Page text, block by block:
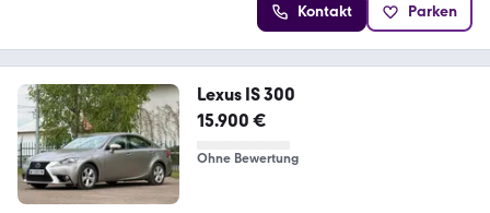
Kontakt Parken
Lexus IS 300
15.900 €
Ohne Bewertung